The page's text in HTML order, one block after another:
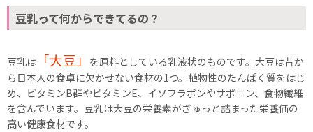
豆乳って何からできてるの？
豆乳は 「大豆」
を原料としている乳液状のものです。大豆は昔か
ら日本人の食卓に欠かせない食材の1つ。植物性のたんぱく質をはじ
め、ビタミンB群やビタミンE、イソフラボンやサポニン、食物繊維
を含んでいます。豆乳は大豆の栄養素がぎゅっと詰まった栄養価の
高い健康食材です。